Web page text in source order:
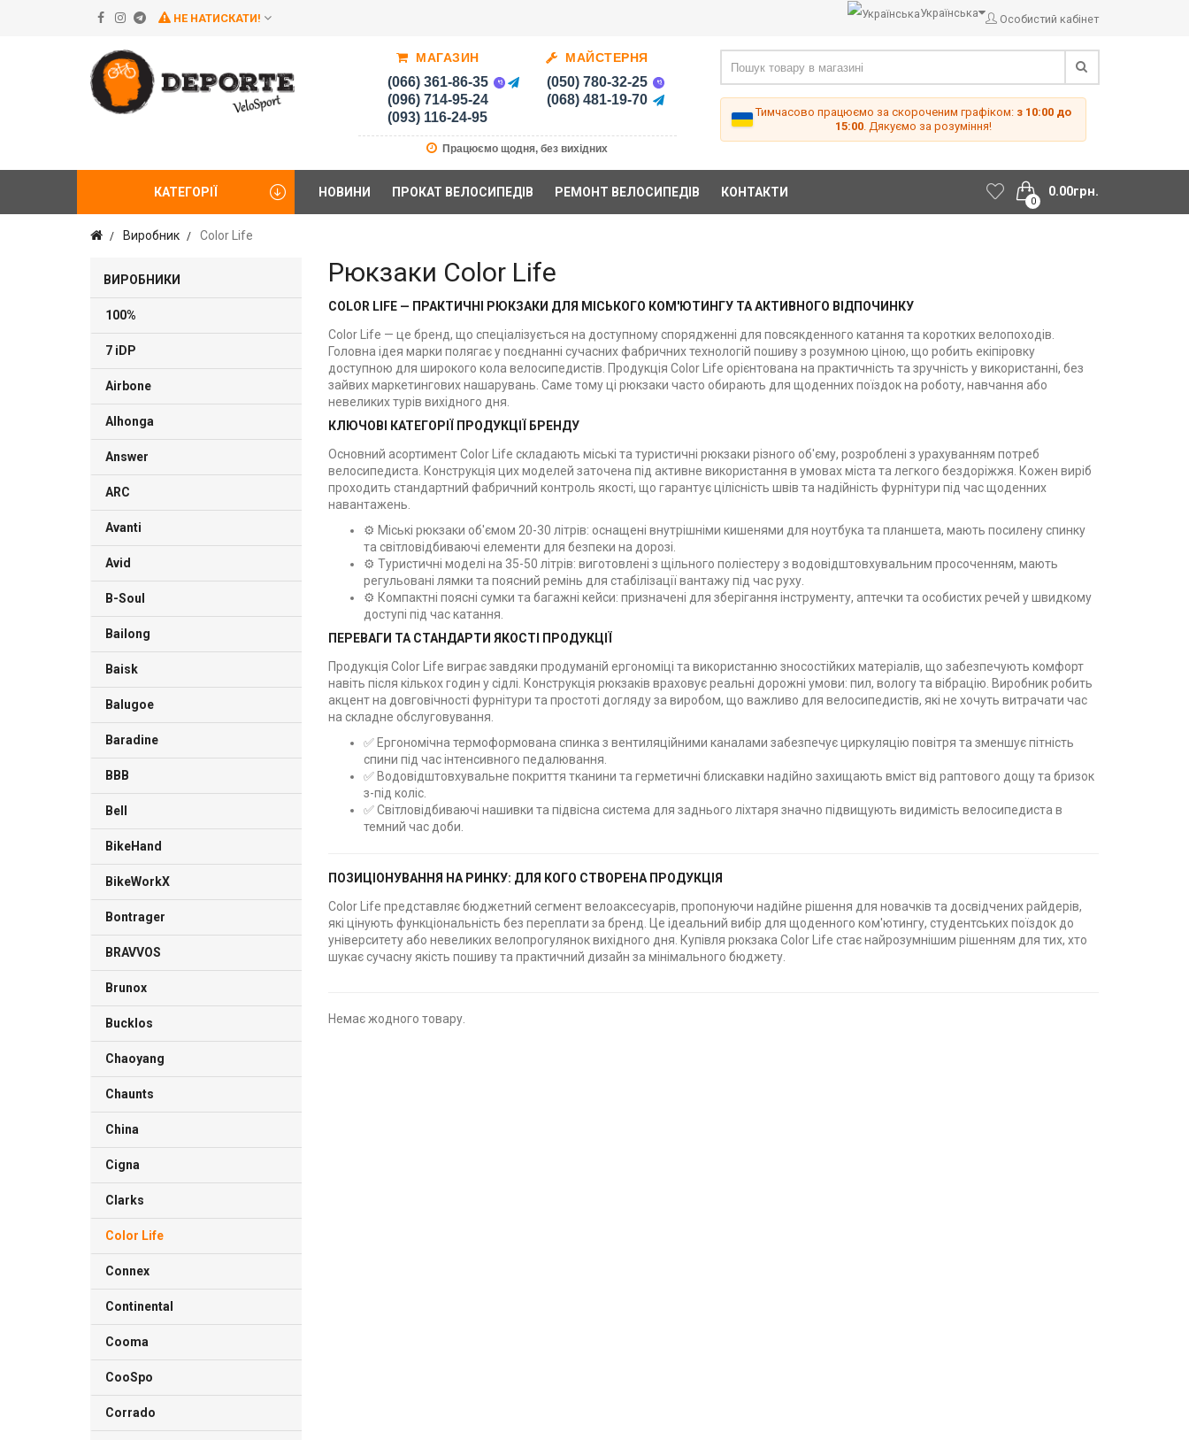
НЕ НАТИСКАТИ! Українська Особистий кабінет
МАГАЗИН
(066) 361-86-35
(096) 714-95-24
(093) 116-24-95
МАЙСТЕРНЯ
(050) 780-32-25
(068) 481-19-70
Працюємо щодня, без вихідних
Тимчасово працюємо за скороченим графіком: з 10:00 до
15:00. Дякуємо за розуміння!
0
0.00грн.
КАТЕГОРІЇ НОВИНИ ПРОКАТ ВЕЛОСИПЕДІВ РЕМОНТ ВЕЛОСИПЕДІВ КОНТАКТИ
Виробник Color Life
ВИРОБНИКИ
100%
7 iDP
Airbone
Alhonga
Answer
ARC
Avanti
Avid
B-Soul
Bailong
Baisk
Balugoe
Baradine
BBB
Bell
BikeHand
BikeWorkX
Bontrager
BRAVVOS
Brunox
Bucklos
Chaoyang
Chaunts
China
Cigna
Clarks
Color Life
Connex
Continental
Cooma
CooSpo
Corrado
Рюкзаки Color Life
COLOR LIFE — ПРАКТИЧНІ РЮКЗАКИ ДЛЯ МІСЬКОГО КОМ'ЮТИНГУ ТА АКТИВНОГО ВІДПОЧИНКУ
Color Life — це бренд, що спеціалізується на доступному спорядженні для повсякденного катання та коротких велопоходів.
Головна ідея марки полягає у поєднанні сучасних фабричних технологій пошиву з розумною ціною, що робить екіпіровку
доступною для широкого кола велосипедистів. Продукція Color Life орієнтована на практичність та зручність у використанні, без
зайвих маркетингових нашарувань. Саме тому ці рюкзаки часто обирають для щоденних поїздок на роботу, навчання або
невеликих турів вихідного дня.
КЛЮЧОВІ КАТЕГОРІЇ ПРОДУКЦІЇ БРЕНДУ
Основний асортимент Color Life складають міські та туристичні рюкзаки різного об'єму, розроблені з урахуванням потреб
велосипедиста. Конструкція цих моделей заточена під активне використання в умовах міста та легкого бездоріжжя. Кожен виріб
проходить стандартний фабричний контроль якості, що гарантує цілісність швів та надійність фурнітури під час щоденних
навантажень.
⚙️ Міські рюкзаки об'ємом 20-30 літрів: оснащені внутрішніми кишенями для ноутбука та планшета, мають посилену спинку
та світловідбиваючі елементи для безпеки на дорозі.
⚙️ Туристичні моделі на 35-50 літрів: виготовлені з щільного поліестеру з водовідштовхувальним просоченням, мають
регульовані лямки та поясний ремінь для стабілізації вантажу під час руху.
⚙️ Компактні поясні сумки та багажні кейси: призначені для зберігання інструменту, аптечки та особистих речей у швидкому
доступі під час катання.
ПЕРЕВАГИ ТА СТАНДАРТИ ЯКОСТІ ПРОДУКЦІЇ
Продукція Color Life виграє завдяки продуманій ергономіці та використанню зносостійких матеріалів, що забезпечують комфорт
навіть після кількох годин у сідлі. Конструкція рюкзаків враховує реальні дорожні умови: пил, вологу та вібрацію. Виробник робить
акцент на довговічності фурнітури та простоті догляду за виробом, що важливо для велосипедистів, які не хочуть витрачати час
на складне обслуговування.
✅ Ергономічна термоформована спинка з вентиляційними каналами забезпечує циркуляцію повітря та зменшує пітність
спини під час інтенсивного педалювання.
✅ Водовідштовхувальне покриття тканини та герметичні блискавки надійно захищають вміст від раптового дощу та бризок
з-під коліс.
✅ Світловідбиваючі нашивки та підвісна система для заднього ліхтаря значно підвищують видимість велосипедиста в
темний час доби.
ПОЗИЦІОНУВАННЯ НА РИНКУ: ДЛЯ КОГО СТВОРЕНА ПРОДУКЦІЯ
Color Life представляє бюджетний сегмент велоаксесуарів, пропонуючи надійне рішення для новачків та досвідчених райдерів,
які цінують функціональність без переплати за бренд. Це ідеальний вибір для щоденного ком'ютингу, студентських поїздок до
університету або невеликих велопрогулянок вихідного дня. Купівля рюкзака Color Life стає найрозумнішим рішенням для тих, хто
шукає сучасну якість пошиву та практичний дизайн за мінімального бюджету.
Немає жодного товару.